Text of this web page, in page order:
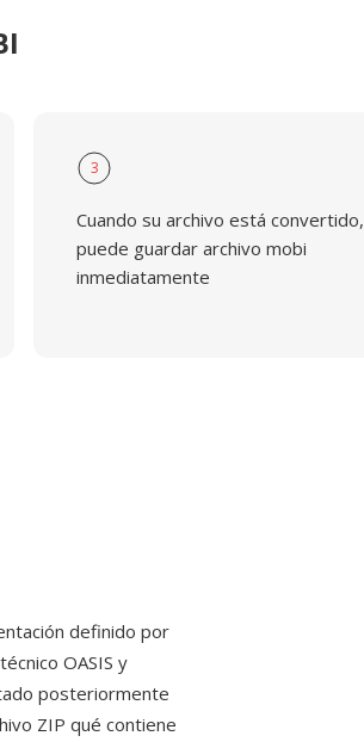
3
Cuando su archivo está convertido,
puede guardar archivo mobi
inmediatamente
definido por
OASIS y
posteriormente
ZIP qué contiene